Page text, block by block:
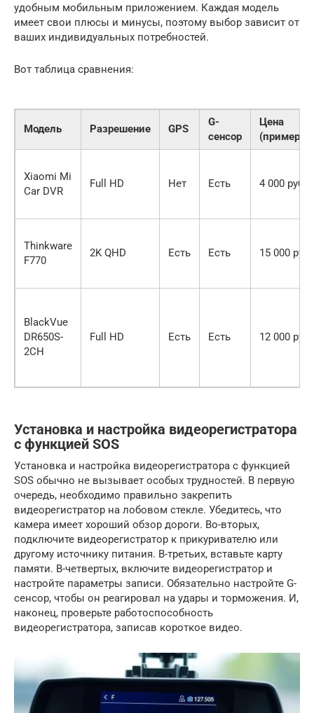
удобным мобильным приложением. Каждая модель
имеет свои плюсы и минусы, поэтому выбор зависит от
ваших индивидуальных потребностей.
Вот таблица сравнения:
Модель Разрешение GPS
G-
сенсор
Цена
(примерно)
Xiaomi Mi
Car DVR
Full HD Нет Есть 4 000 руб.
Thinkware
F770
2K QHD Есть Есть 15 000 руб.
BlackVue
DR650S-
2CH
Full HD Есть Есть 12 000 руб.
Установка и настройка видеорегистратора
с функцией SOS
Установка и настройка видеорегистратора с функцией
SOS обычно не вызывает особых трудностей. В первую
очередь, необходимо правильно закрепить
видеорегистратор на лобовом стекле. Убедитесь, что
камера имеет хороший обзор дороги. Во-вторых,
подключите видеорегистратор к прикуривателю или
другому источнику питания. В-третьих, вставьте карту
памяти. В-четвертых, включите видеорегистратор и
настройте параметры записи. Обязательно настройте G-
сенсор, чтобы он реагировал на удары и торможения. И,
наконец, проверьте работоспособность
видеорегистратора, записав короткое видео.